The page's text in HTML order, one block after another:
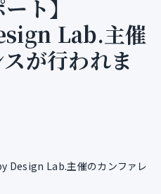
ト】
Lab.主催
が行われま
Design Lab.主催のカンファレ